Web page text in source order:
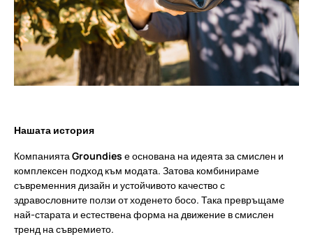
Нашата история
КомпаниятаGroundies е основана на идеята за смислен и
комплексен подход към модата. Затова комбинираме
съвременния дизайн и устойчивото качество с
здравословните ползи от ходенето босо. Така превръщаме
най-старата и естествена форма на движение в смислен
тренд на съвремието.